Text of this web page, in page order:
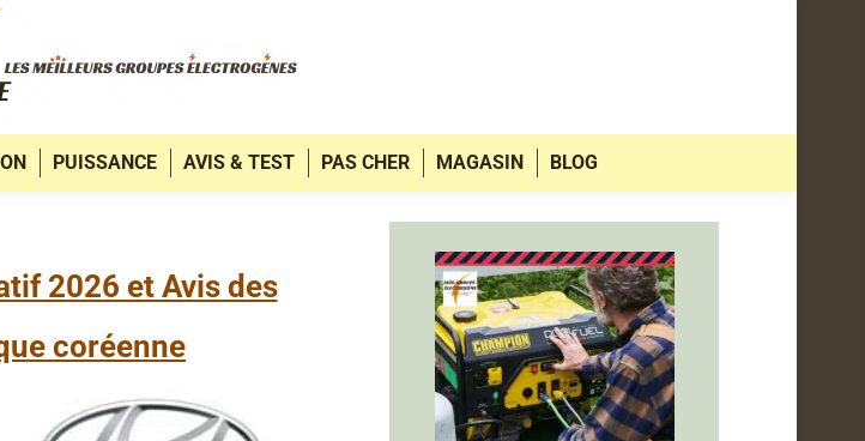
PUISSANCE AVIS & TEST PAS CHER MAGASIN BLOG
2026 et Avis des
coréenne